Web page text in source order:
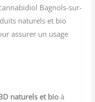
Bagnols-sur-
naturels et bio
assurer un usage
naturels et bio à